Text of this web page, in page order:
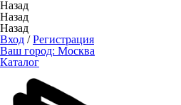
Назад
Назад
Назад
Вход /Регистрация
Ваш город: Москва
Каталог